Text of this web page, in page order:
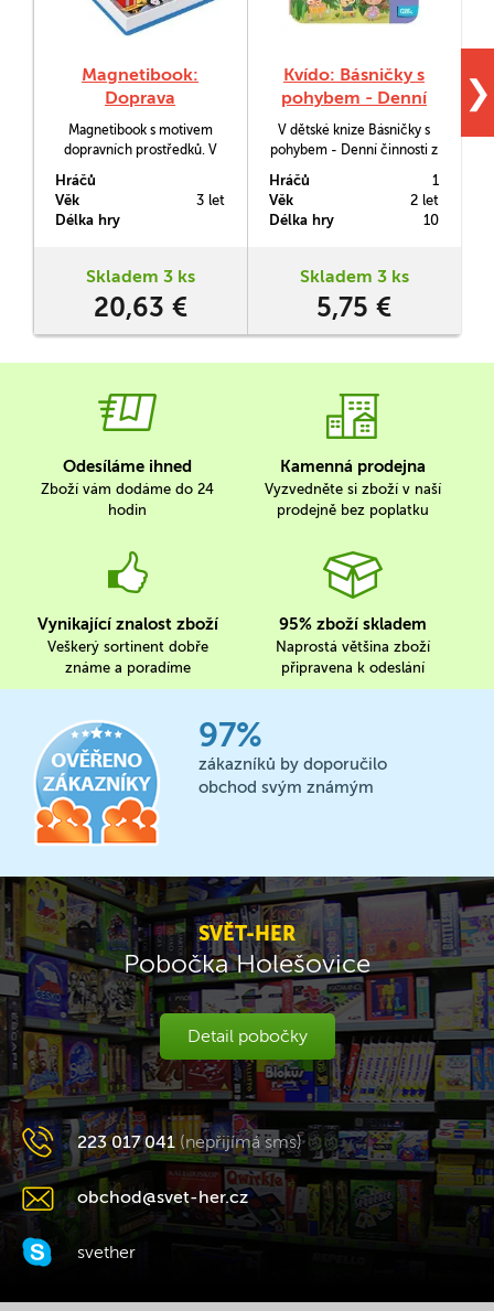
Magnetibook:
Doprava
Magnetibook s motivem
dopravních prostředků. V
kartiček s předlohami. Děti
si z magnetek poskládají
bagr, helikoptéru či formuli.
fantazii, odložit předlohy a
situace.
Hráčů
Věk
3 let
Délka hry
Skladem 3 ks
20,63 €
Kvído: Básničky s
pohybem - Denní
činnosti
V dětské knize Básničky s
pohybem - Denní činnosti z
rytmických básniček
doplněných pestrými
obrázky týkající se denních
vstávání či oblékání
a gesty je mohou již děti od
Hráčů
1
Věk
2 let
Délka hry
10
Skladem 3 ks
5,75 €
❯
Odesíláme ihned
Zboží vám dodáme do 24
hodin
Kamenná prodejna
Vyzvedněte si zboží v naší
prodejně bez poplatku
Vynikající znalost zboží
Veškerý sortinent dobře
známe a poradíme
95% zboží skladem
Naprostá většina zboží
připravena k odeslání
97%
zákazníků by doporučilo
obchod svým známým
SVĚT-HER
Pobočka Holešovice
Detail pobočky
223 017 041 (nepřijímá sms)
obchod@svet-her.cz
svether